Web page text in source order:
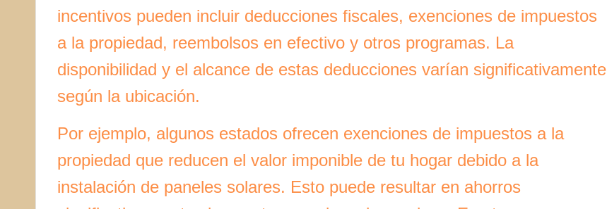
incentivos pueden incluir deducciones fiscales, exenciones de impuestos
a la propiedad, reembolsos en efectivo y otros programas. La
disponibilidad y el alcance de estas deducciones varían significativamente
según la ubicación.
Por ejemplo, algunos estados ofrecen exenciones de impuestos a la
propiedad que reducen el valor imponible de tu hogar debido a la
instalación de paneles solares. Esto puede resultar en ahorros